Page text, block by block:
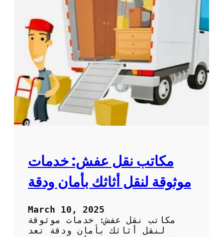
م
و
ث
و
ق
ي
ة
ع
ف
ش
:
ا
ل
ط
ر
ق
ا
ل
ة
ل
ل
ا
مكاتب نقل عفش: خدمات
موثوقة لنقل أثاثك بأمان ودقة
March 10, 2025
مكاتب نقل عفش: خدمات موثوقة
لنقل أثاثك بأمان ودقة تعد